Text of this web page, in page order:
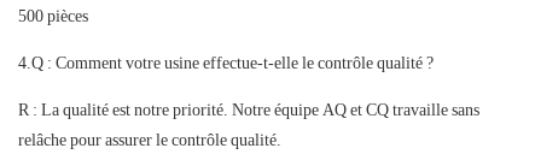
500 pièces
4.Q : Comment votre usine effectue-t-elle le contrôle qualité ?
R : La qualité est notre priorité. Notre équipe AQ ​​et CQ travaille sans
relâche pour assurer le contrôle qualité.